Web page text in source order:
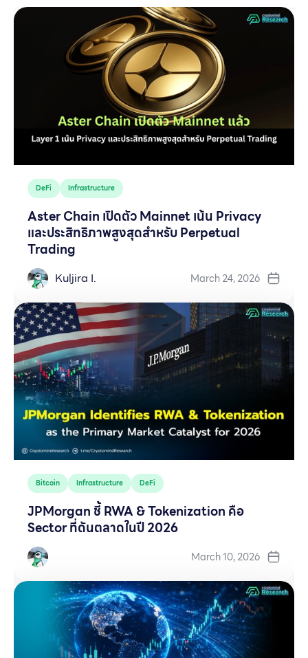
DeFi Infrastructure
Aster Chain เปิดตัว Mainnet เน้น Privacy
และประสิทธิภาพสูงสุดสำหรับ Perpetual
Trading
Kuljira I. March 24, 2026
Bitcoin Infrastructure DeFi
JPMorgan ชี้ RWA & Tokenization คือ
Sector ที่ดันตลาดในปี 2026
March 10, 2026